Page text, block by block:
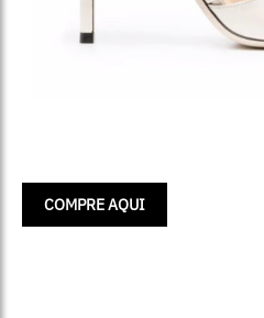
COMPRE AQUI